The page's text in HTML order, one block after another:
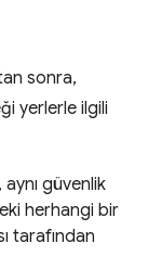
sonra,
yerlerle ilgili
güvenlik
herhangi bir
tarafından